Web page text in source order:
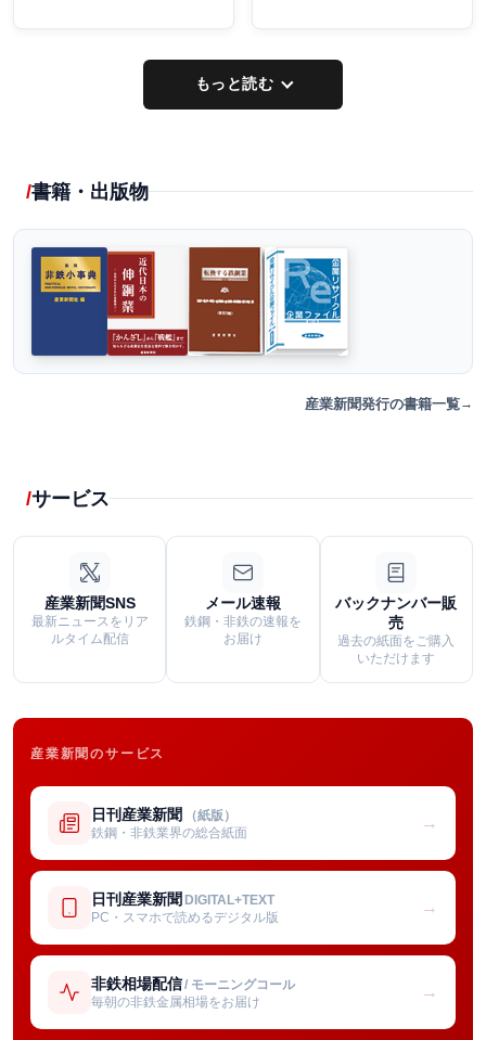
もっと読む
書籍・出版物
産業新聞発行の書籍一覧
サービス
産業新聞SNS
最新ニュースをリア
ルタイム配信
メール速報
鉄鋼・非鉄の速報を
お届け
バックナンバー販
売
過去の紙面をご購入
いただけます
産業新聞のサービス
日刊産業新聞 （紙版）
鉄鋼・非鉄業界の総合紙面
→
日刊産業新聞 DIGITAL+TEXT
PC・スマホで読めるデジタル版
→
非鉄相場配信/ モーニングコール
毎朝の非鉄金属相場をお届け
→